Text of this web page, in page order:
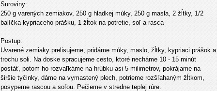
Suroviny:
250 g varených zemiakov, 250 g hladkej múky, 250 g masla, 2 žĺtky, 1/2
balíčka kypriaceho prášku, 1 žĺtok na potretie, soľ a rasca
Postup:
Uvarené zemiaky prelisujeme, pridáme múky, maslo, žĺtky, kypriaci prášok a
trochu soli. Na doske spracujeme cesto, ktoré necháme 10 - 15 minút
postáť, potom ho rozvaľkáme na hrúbku asi 5 milimetrov, pokrájame na
širšie tyčinky, dáme na vymastený plech, potrieme rozšľahaným žĺtkom,
posypeme rascou a soľou. Pečieme v stredne teplej rúre.